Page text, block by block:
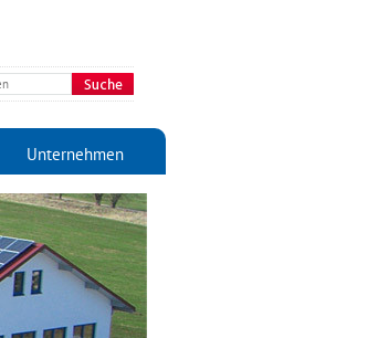
Unternehmen